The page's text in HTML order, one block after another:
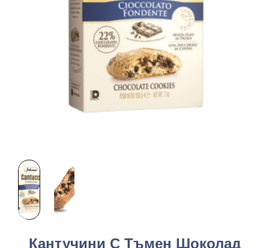
Кантучини С Тъмен Шоколад